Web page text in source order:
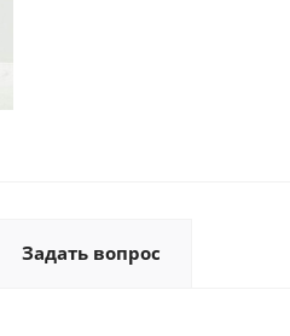
Задать вопрос